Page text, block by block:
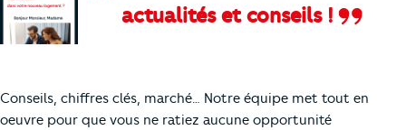
actualités et conseils !
Conseils, chiffres clés, marché… Notre équipe met tout en
oeuvre pour que vous ne ratiez aucune opportunité